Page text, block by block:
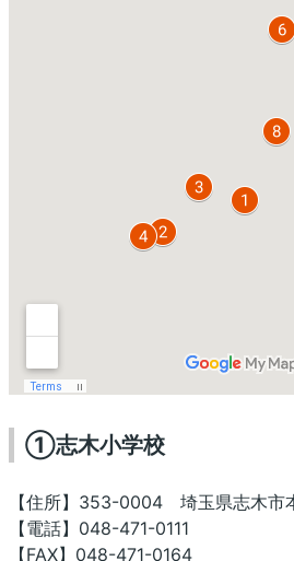
①志木小学校
【住所】353-0004 埼玉県志木市
【電話】048-471-0111
【FAX】048-471-0164